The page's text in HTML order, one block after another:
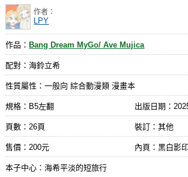
作者：
LPY
作品： Bang Dream MyGo/ Ave Mujica
配對：海鈴立希
性質屬性：一般向 綜合動漫類 漫畫本
規格：B5左翻 出版日期：
頁數：26頁 裝訂：其他
售價：200元 內頁：黑白影印
本子中心：海希平淡的短旅行